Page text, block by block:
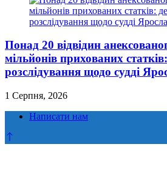
Понад 20 відвідин
мільйонів прихованих
розслідування щодо судді
1 Серпня, 2026
Написати нам
Прокрутка
до